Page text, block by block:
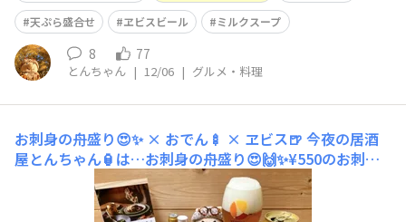
天ぷら盛合せ
ヱビスビール ミルクスープ
8 77
とんちゃん | 12/06 | グルメ・料理
お刺身の舟盛り😍✨ × おでん🍢 × ヱビス🍺 今夜の居酒
屋とんちゃん🏮は…お刺身の舟盛り😍🙌✨¥550のお刺身4
種盛合せを、舟盛りに🤭✨豪華豪華🤣✨おでんは、とんち
ゃんマミーからの差し入れでした🤭笑